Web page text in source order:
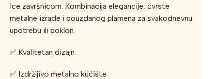
Ice završnicom. Kombinacija elegancije, čvrste
metalne izrade i pouzdanog plamena za svakodnevnu
upotrebu ili poklon.
✅ Kvalitetan dizajn
✅ Izdržljivo metalno kućište